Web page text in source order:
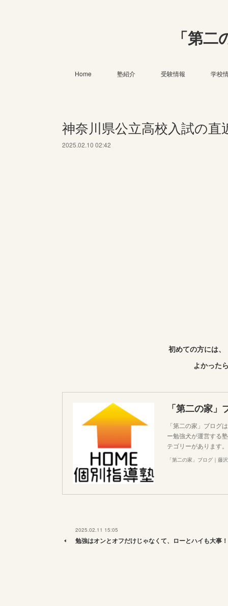
「第
Home 塾紹介 受験情報 学校
神奈川県公立高校入試の
2025.02.10 02:42
初めての方には
よかった
「第二の家
「第二の家」ブログ
ー勉強犬が運営する
テゴリーがあります
「第二の家」ブログ｜藤
2025.02.11 15:05
勉強はオンとオフだけじゃなくて、ローとハイも大事！